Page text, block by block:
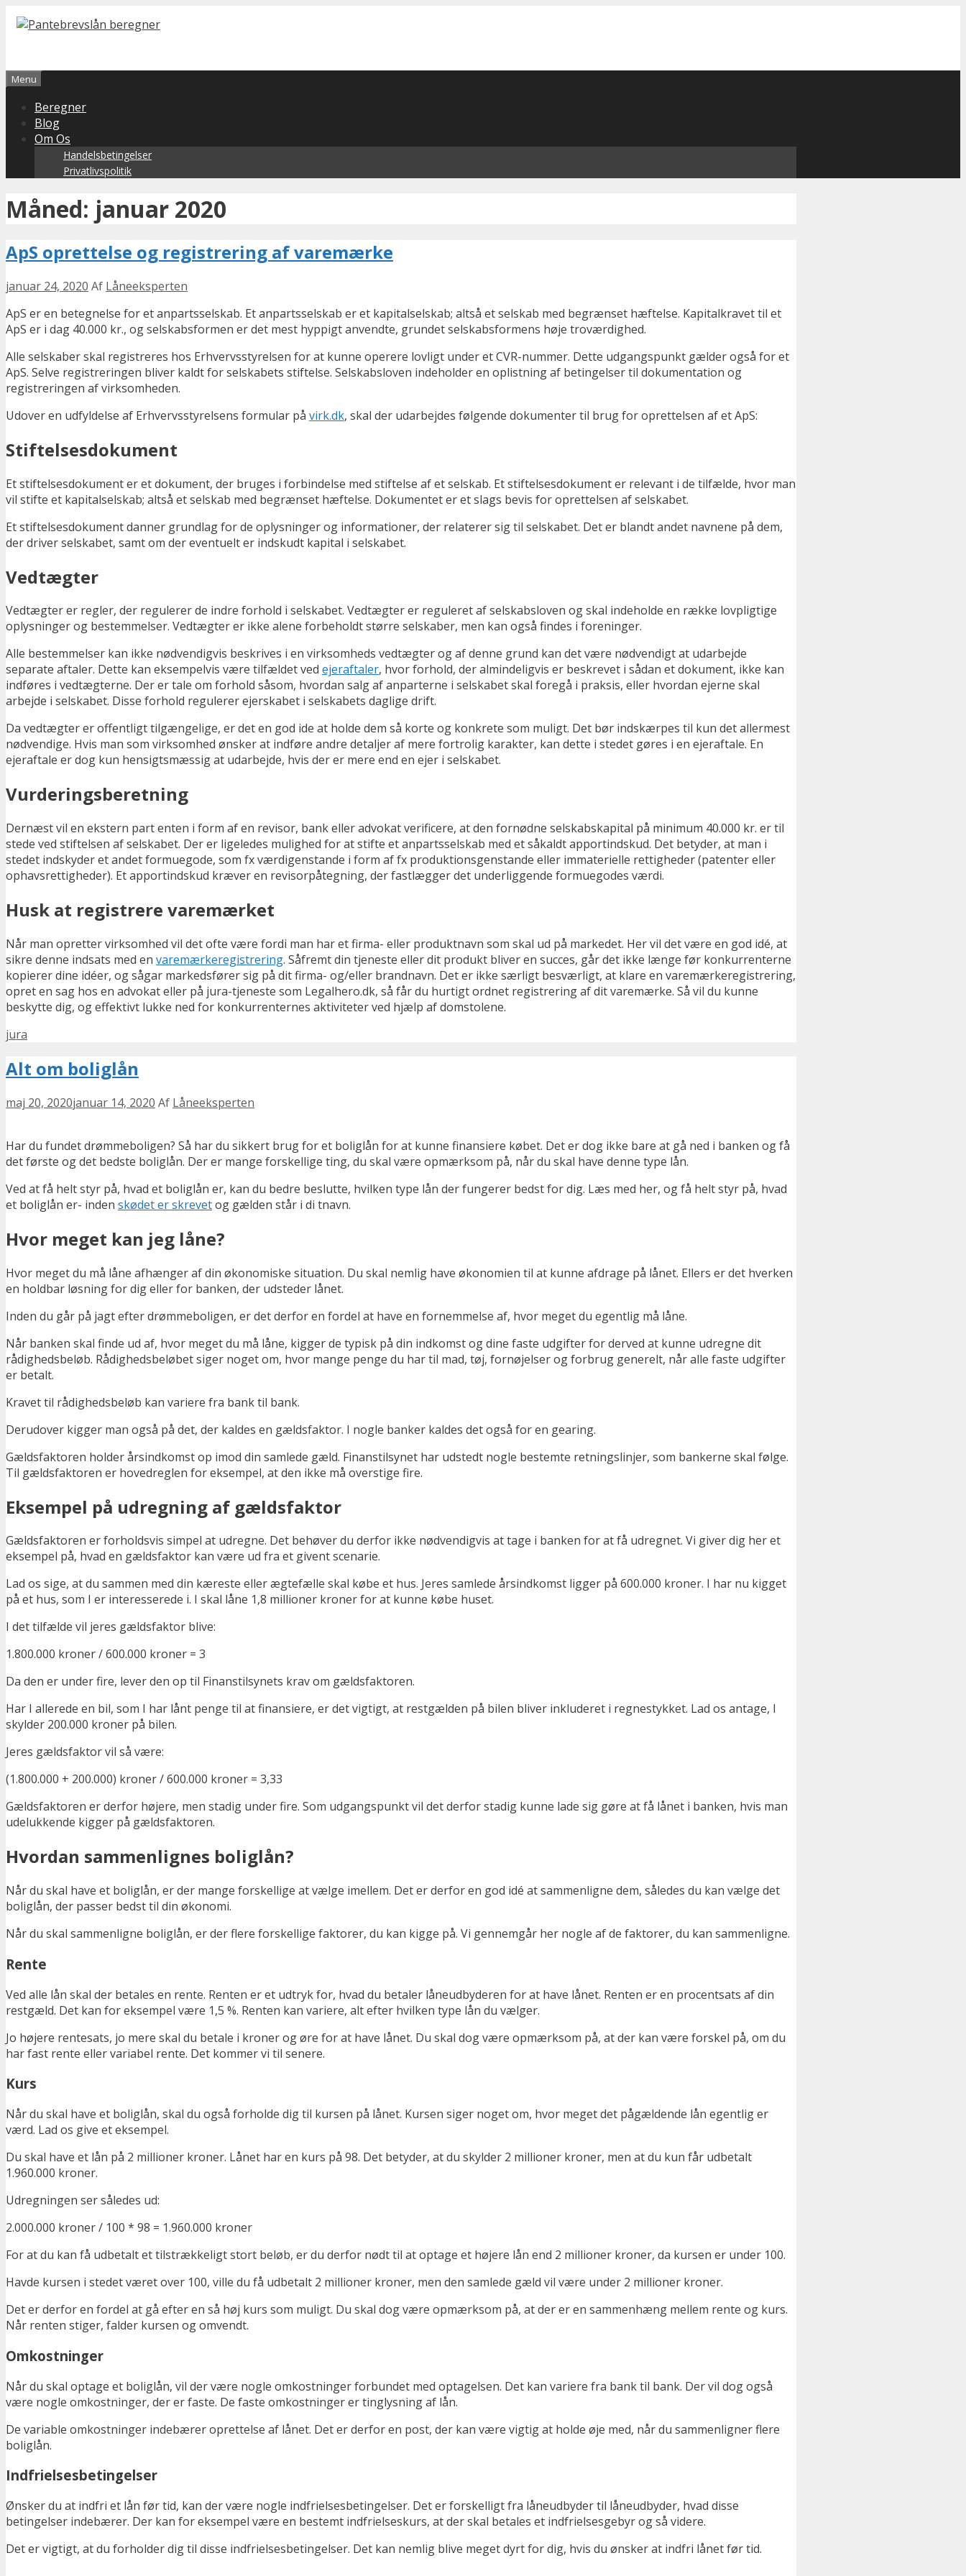
Hop til indhold
Menu
Beregner
Blog
Om Os
Handelsbetingelser
Privatlivspolitik
Måned: januar 2020
ApS oprettelse og registrering af varemærke
januar 24, 2020 Af Låneeksperten
ApS er en betegnelse for et anpartsselskab. Et anpartsselskab er et kapitalselskab; altså et selskab med begrænset hæftelse. Kapitalkravet til et
ApS er i dag 40.000 kr., og selskabsformen er det mest hyppigt anvendte, grundet selskabsformens høje troværdighed.
Alle selskaber skal registreres hos Erhvervsstyrelsen for at kunne operere lovligt under et CVR-nummer. Dette udgangspunkt gælder også for et
ApS. Selve registreringen bliver kaldt for selskabets stiftelse. Selskabsloven indeholder en oplistning af betingelser til dokumentation og
registreringen af virksomheden.
Udover en udfyldelse af Erhvervsstyrelsens formular på virk.dk, skal der udarbejdes følgende dokumenter til brug for oprettelsen af et ApS:
Stiftelsesdokument
Et stiftelsesdokument er et dokument, der bruges i forbindelse med stiftelse af et selskab. Et stiftelsesdokument er relevant i de tilfælde, hvor man
vil stifte et kapitalselskab; altså et selskab med begrænset hæftelse. Dokumentet er et slags bevis for oprettelsen af selskabet.
Et stiftelsesdokument danner grundlag for de oplysninger og informationer, der relaterer sig til selskabet. Det er blandt andet navnene på dem,
der driver selskabet, samt om der eventuelt er indskudt kapital i selskabet.
Vedtægter
Vedtægter er regler, der regulerer de indre forhold i selskabet. Vedtægter er reguleret af selskabsloven og skal indeholde en række lovpligtige
oplysninger og bestemmelser. Vedtægter er ikke alene forbeholdt større selskaber, men kan også findes i foreninger.
Alle bestemmelser kan ikke nødvendigvis beskrives i en virksomheds vedtægter og af denne grund kan det være nødvendigt at udarbejde
separate aftaler. Dette kan eksempelvis være tilfældet ved ejeraftaler, hvor forhold, der almindeligvis er beskrevet i sådan et dokument, ikke kan
indføres i vedtægterne. Der er tale om forhold såsom, hvordan salg af anparterne i selskabet skal foregå i praksis, eller hvordan ejerne skal
arbejde i selskabet. Disse forhold regulerer ejerskabet i selskabets daglige drift.
Da vedtægter er offentligt tilgængelige, er det en god ide at holde dem så korte og konkrete som muligt. Det bør indskærpes til kun det allermest
nødvendige. Hvis man som virksomhed ønsker at indføre andre detaljer af mere fortrolig karakter, kan dette i stedet gøres i en ejeraftale. En
ejeraftale er dog kun hensigtsmæssig at udarbejde, hvis der er mere end en ejer i selskabet.
Vurderingsberetning
Dernæst vil en ekstern part enten i form af en revisor, bank eller advokat verificere, at den fornødne selskabskapital på minimum 40.000 kr. er til
stede ved stiftelsen af selskabet. Der er ligeledes mulighed for at stifte et anpartsselskab med et såkaldt apportindskud. Det betyder, at man i
stedet indskyder et andet formuegode, som fx værdigenstande i form af fx produktionsgenstande eller immaterielle rettigheder (patenter eller
ophavsrettigheder). Et apportindskud kræver en revisorpåtegning, der fastlægger det underliggende formuegodes værdi.
Husk at registrere varemærket
Når man opretter virksomhed vil det ofte være fordi man har et firma- eller produktnavn som skal ud på markedet. Her vil det være en god idé, at
sikre denne indsats med en varemærkeregistrering. Såfremt din tjeneste eller dit produkt bliver en succes, går det ikke længe før konkurrenterne
kopierer dine idéer, og sågar markedsfører sig på dit firma- og/eller brandnavn. Det er ikke særligt besværligt, at klare en varemærkeregistrering,
opret en sag hos en advokat eller på jura-tjeneste som Legalhero.dk, så får du hurtigt ordnet registrering af dit varemærke. Så vil du kunne
beskytte dig, og effektivt lukke ned for konkurrenternes aktiviteter ved hjælp af domstolene.
Kategorier
jura
Alt om boliglån
maj 20, 2020januar 14, 2020 Af Låneeksperten
Har du fundet drømmeboligen? Så har du sikkert brug for et boliglån for at kunne finansiere købet. Det er dog ikke bare at gå ned i banken og få
det første og det bedste boliglån. Der er mange forskellige ting, du skal være opmærksom på, når du skal have denne type lån.
Ved at få helt styr på, hvad et boliglån er, kan du bedre beslutte, hvilken type lån der fungerer bedst for dig. Læs med her, og få helt styr på, hvad
et boliglån er- inden skødet er skrevetog gælden står i di tnavn.
Hvor meget kan jeg låne?
Hvor meget du må låne afhænger af din økonomiske situation. Du skal nemlig have økonomien til at kunne afdrage på lånet. Ellers er det hverken
en holdbar løsning for dig eller for banken, der udsteder lånet.
Inden du går på jagt efter drømmeboligen, er det derfor en fordel at have en fornemmelse af, hvor meget du egentlig må låne.
Når banken skal finde ud af, hvor meget du må låne, kigger de typisk på din indkomst og dine faste udgifter for derved at kunne udregne dit
rådighedsbeløb. Rådighedsbeløbet siger noget om, hvor mange penge du har til mad, tøj, fornøjelser og forbrug generelt, når alle faste udgifter
er betalt.
Kravet til rådighedsbeløb kan variere fra bank til bank.
Derudover kigger man også på det, der kaldes en gældsfaktor. I nogle banker kaldes det også for en gearing.
Gældsfaktoren holder årsindkomst op imod din samlede gæld. Finanstilsynet har udstedt nogle bestemte retningslinjer, som bankerne skal følge.
Til gældsfaktoren er hovedreglen for eksempel, at den ikke må overstige fire.
Eksempel på udregning af gældsfaktor
Gældsfaktoren er forholdsvis simpel at udregne. Det behøver du derfor ikke nødvendigvis at tage i banken for at få udregnet. Vi giver dig her et
eksempel på, hvad en gældsfaktor kan være ud fra et givent scenarie.
Lad os sige, at du sammen med din kæreste eller ægtefælle skal købe et hus. Jeres samlede årsindkomst ligger på 600.000 kroner. I har nu kigget
på et hus, som I er interesserede i. I skal låne 1,8 millioner kroner for at kunne købe huset.
I det tilfælde vil jeres gældsfaktor blive:
1.800.000 kroner / 600.000 kroner = 3
Da den er under fire, lever den op til Finanstilsynets krav om gældsfaktoren.
Har I allerede en bil, som I har lånt penge til at finansiere, er det vigtigt, at restgælden på bilen bliver inkluderet i regnestykket. Lad os antage, I
skylder 200.000 kroner på bilen.
Jeres gældsfaktor vil så være:
(1.800.000 + 200.000) kroner / 600.000 kroner = 3,33
Gældsfaktoren er derfor højere, men stadig under fire. Som udgangspunkt vil det derfor stadig kunne lade sig gøre at få lånet i banken, hvis man
udelukkende kigger på gældsfaktoren.
Hvordan sammenlignes boliglån?
Når du skal have et boliglån, er der mange forskellige at vælge imellem. Det er derfor en god idé at sammenligne dem, således du kan vælge det
boliglån, der passer bedst til din økonomi.
Når du skal sammenligne boliglån, er der flere forskellige faktorer, du kan kigge på. Vi gennemgår her nogle af de faktorer, du kan sammenligne.
Rente
Ved alle lån skal der betales en rente. Renten er et udtryk for, hvad du betaler låneudbyderen for at have lånet. Renten er en procentsats af din
restgæld. Det kan for eksempel være 1,5 %. Renten kan variere, alt efter hvilken type lån du vælger.
Jo højere rentesats, jo mere skal du betale i kroner og øre for at have lånet. Du skal dog være opmærksom på, at der kan være forskel på, om du
har fast rente eller variabel rente. Det kommer vi til senere.
Kurs
Når du skal have et boliglån, skal du også forholde dig til kursen på lånet. Kursen siger noget om, hvor meget det pågældende lån egentlig er
værd. Lad os give et eksempel.
Du skal have et lån på 2 millioner kroner. Lånet har en kurs på 98. Det betyder, at du skylder 2 millioner kroner, men at du kun får udbetalt
1.960.000 kroner.
Udregningen ser således ud:
2.000.000 kroner / 100 * 98 = 1.960.000 kroner
For at du kan få udbetalt et tilstrækkeligt stort beløb, er du derfor nødt til at optage et højere lån end 2 millioner kroner, da kursen er under 100.
Havde kursen i stedet været over 100, ville du få udbetalt 2 millioner kroner, men den samlede gæld vil være under 2 millioner kroner.
Det er derfor en fordel at gå efter en så høj kurs som muligt. Du skal dog være opmærksom på, at der er en sammenhæng mellem rente og kurs.
Når renten stiger, falder kursen og omvendt.
Omkostninger
Når du skal optage et boliglån, vil der være nogle omkostninger forbundet med optagelsen. Det kan variere fra bank til bank. Der vil dog også
være nogle omkostninger, der er faste. De faste omkostninger er tinglysning af lån.
De variable omkostninger indebærer oprettelse af lånet. Det er derfor en post, der kan være vigtig at holde øje med, når du sammenligner flere
boliglån.
Indfrielsesbetingelser
Ønsker du at indfri et lån før tid, kan der være nogle indfrielsesbetingelser. Det er forskelligt fra låneudbyder til låneudbyder, hvad disse
betingelser indebærer. Der kan for eksempel være en bestemt indfrielseskurs, at der skal betales et indfrielsesgebyr og så videre.
Det er vigtigt, at du forholder dig til disse indfrielsesbetingelser. Det kan nemlig blive meget dyrt for dig, hvis du ønsker at indfri lånet før tid.